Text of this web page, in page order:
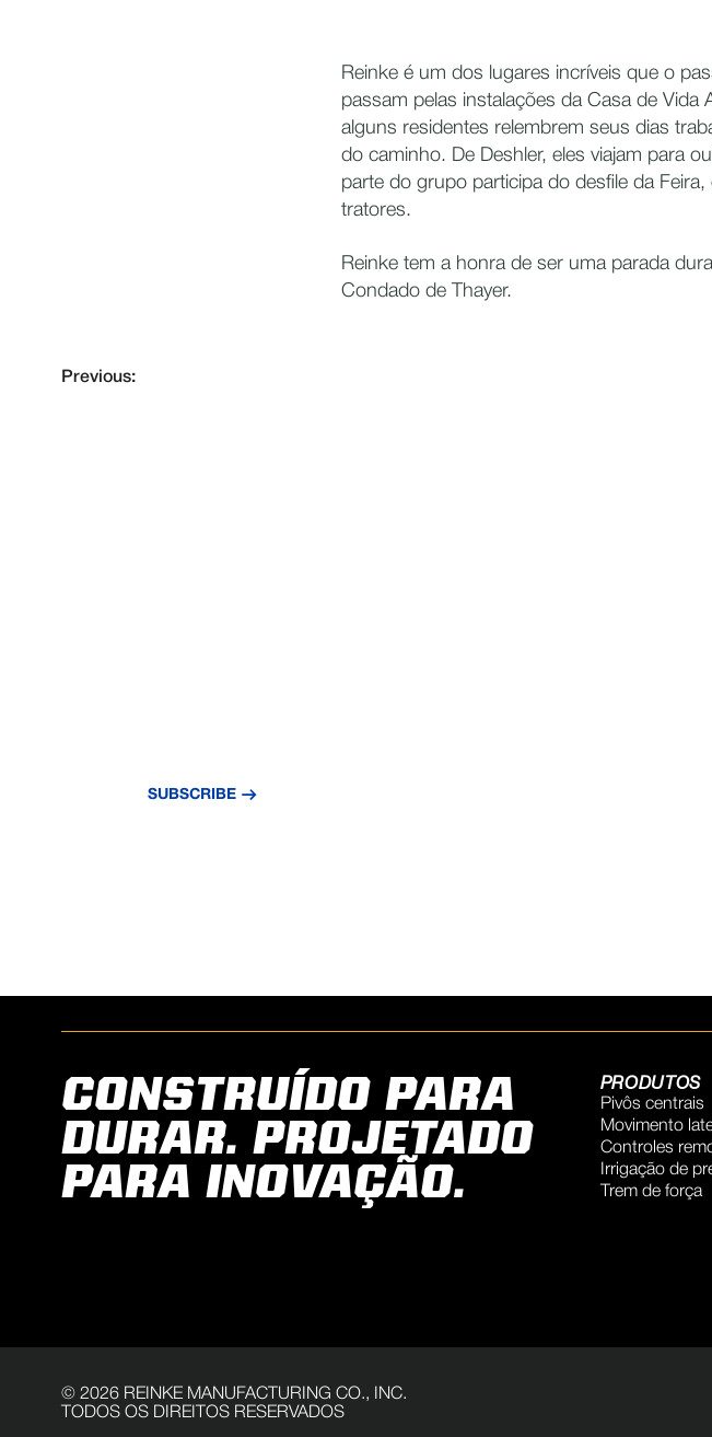
Reinke é um dos lugares incríveis que o
passam pelas instalações da Casa de
alguns residentes relembrem seus dias
do caminho. De Deshler, eles viajam para
parte do grupo participa do desfile da
tratores.
Reinke tem a honra de ser uma parada
Condado de Thayer.
Previous:
SUBSCRIBE
CONSTRUÍDO PARA
DURAR. PROJETADO
PARA INOVAÇÃO.
PRODUTOS
Pivôs centrais
Movimento
Controles
Irrigação de
Trem de força
© 2026 REINKE MANUFACTURING CO., INC.
TODOS OS DIREITOS RESERVADOS